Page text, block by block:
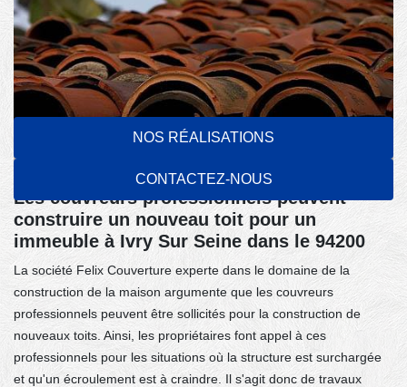
NOS RÉALISATIONS
CONTACTEZ-NOUS
Les couvreurs professionnels peuvent
construire un nouveau toit pour un
immeuble à Ivry Sur Seine dans le 94200
La société Felix Couverture experte dans le domaine de la
construction de la maison argumente que les couvreurs
professionnels peuvent être sollicités pour la construction de
nouveaux toits. Ainsi, les propriétaires font appel à ces
professionnels pour les situations où la structure est surchargée
et qu'un écroulement est à craindre. Il s'agit donc de travaux